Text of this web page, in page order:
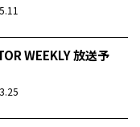
WEEKLY 放送予